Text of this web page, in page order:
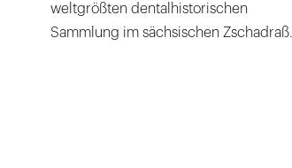
weltgrößten dentalhistorischen
Sammlung im sächsischen Zschadraß.